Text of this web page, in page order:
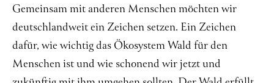
Gemeinsam mit anderen Menschen möchten wir
deutschlandweit ein Zeichen setzen. Ein Zeichen
dafür, wie wichtig das Ökosystem Wald für den
Menschen ist und wie schonend wir jetzt und